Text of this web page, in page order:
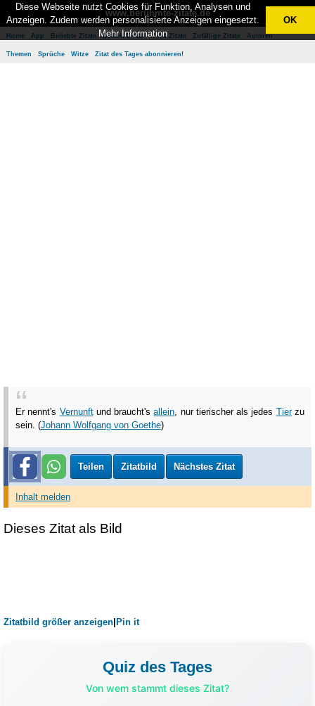
www.berühmte-zitate.de
Home App Beliebte Zitate Besten Zitate Neue Zitate Zufällige Zitate Autoren
Themen Sprüche Witze Zitat des Tages abonnieren!
Er nennt's Vernunftund braucht'sallein, nur tierischer als jedes Tierzu
sein. (Johann Wolfgang von Goethe)
Teilen Zitatbild Nächstes Zitat
Inhalt melden
Dieses Zitat als Bild
Zitatbild größer anzeigen Pin it
Quiz des Tages
Von wem stammt dieses Zitat?
Diese Webseite nutzt Cookies für Funktion, Analysen und
Anzeigen. Zudem werden personalisierte Anzeigen eingesetzt.
Mehr Information
OK